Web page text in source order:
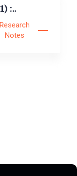
:..
Research
Notes